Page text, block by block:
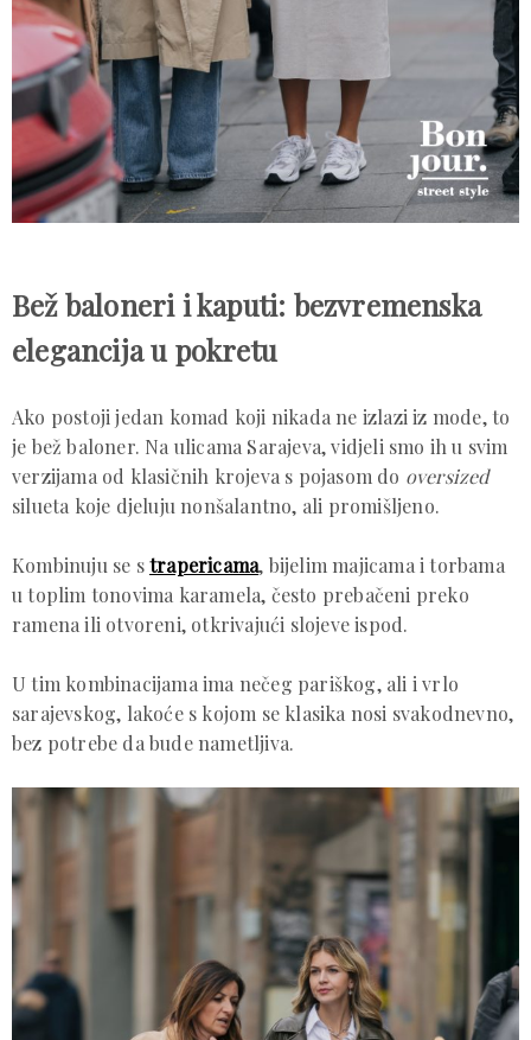
Bež baloneri i kaputi: bezvremenska
elegancija u pokretu
Ako postoji jedan komad koji nikada ne izlazi iz mode, to
je bež baloner. Na ulicama Sarajeva, vidjeli smo ih u svim
verzijama od klasičnih krojeva s pojasom do oversized
silueta koje djeluju nonšalantno, ali promišljeno.
Kombinuju se strapericama, bijelim majicama i torbama
u toplim tonovima karamela, često prebačeni preko
ramena ili otvoreni, otkrivajući slojeve ispod.
U tim kombinacijama ima nečeg pariškog, ali i vrlo
sarajevskog, lakoće s kojom se klasika nosi svakodnevno,
bez potrebe da bude nametljiva.